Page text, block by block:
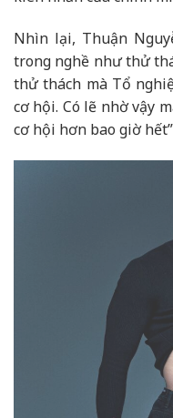
Nhìn lại, Thuận
trong nghề như thử
thử thách mà Tổ
cơ hội. Có lẽ nhờ vậy
cơ hội hơn bao giờ